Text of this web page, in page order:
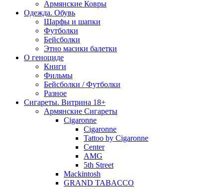
Армянские Ковры
Одежда. Обувь
Шарфы и шапки
Футболки
Бейсболки
Этно масики балетки
О геноциде
Книги
Фильмы
Бейсболки / Футболки
Разное
Сигареты. Витрина 18+
Армянские Сигареты
Cigaronne
Cigaronne
Tattoo by Cigaronne
Center
AMG
5th Street
Mackintosh
GRAND TABACCO